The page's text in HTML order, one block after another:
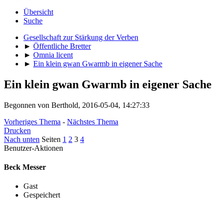
Übersicht
Suche
Gesellschaft zur Stärkung der Verben
► Öffentliche Bretter
► Omnia licent
► Ein klein gwan Gwarmb in eigener Sache
Ein klein gwan Gwarmb in eigener Sache
Begonnen von Berthold, 2016-05-04, 14:27:33
Vorheriges Thema - Nächstes Thema
Drucken
Nach unten Seiten 1 2 3 4
Benutzer-Aktionen
Beck Messer
Gast
Gespeichert